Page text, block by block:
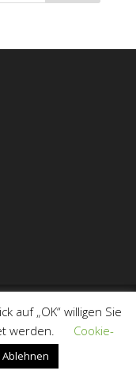
auf „OK“ willigen Sie
werden.
Cookie-
Ablehnen